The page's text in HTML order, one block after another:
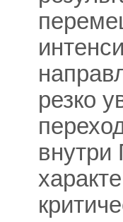
резко
внутри